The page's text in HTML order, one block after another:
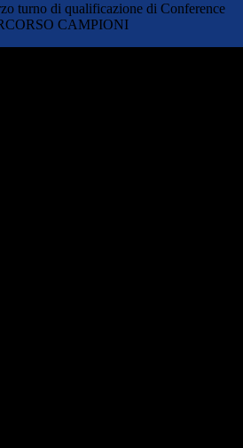
turno di qualificazione di Conference
CAMPIONI